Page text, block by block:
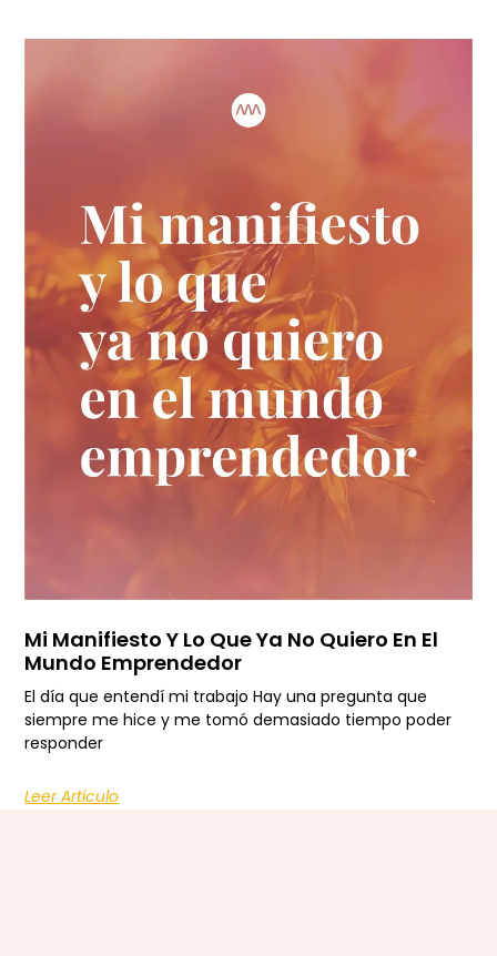
Mi Manifiesto Y Lo Que Ya No Quiero En El
Mundo Emprendedor
El día que entendí mi trabajo Hay una pregunta que
siempre me hice y me tomó demasiado tiempo poder
responder
Leer Artículo